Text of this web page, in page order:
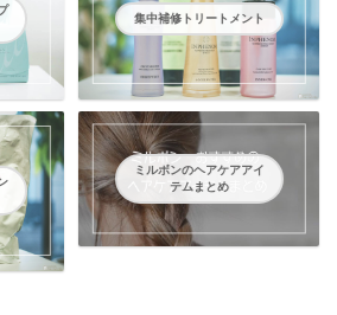
集中補修トリートメント
ミルボンのヘアケアアイ
テムまとめ